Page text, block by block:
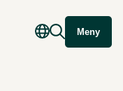
Meny